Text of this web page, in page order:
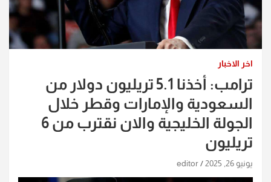
اخر الاخبار
ترامب: أخذنا 5.1 تريليون دولار من
السعودية والإمارات وقطر خلال
الجولة الخليجية والان نقترب من 6
تريليون
يونيو 26, 2025 editor